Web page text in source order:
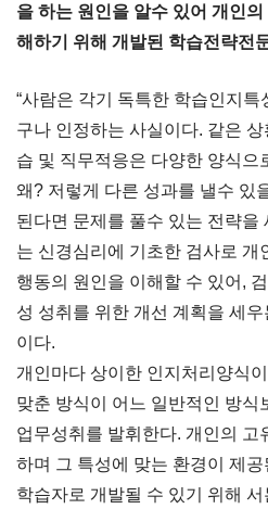
을 하는 원인을 알수 있어 개인
해하기 위해 개발된 학습전략전
“사람은 각기 독특한 학습인지
구나 인정하는 사실이다. 같은
습 및 직무적응은 다양한 양식으
왜? 저렇게 다른 성과를 낼수 있
된다면 문제를 풀수 있는 전략을
는 신경심리에 기초한 검사로 개
행동의 원인을 이해할 수 있어,
성 성취를 위한 개선 계획을 세
이다.
개인마다 상이한 인지처리양식
맞춘 방식이 어느 일반적인 방식
업무성취를 발휘한다. 개인의 고
하며 그 특성에 맞는 환경이 제
학습자로 개발될 수 있기 위해